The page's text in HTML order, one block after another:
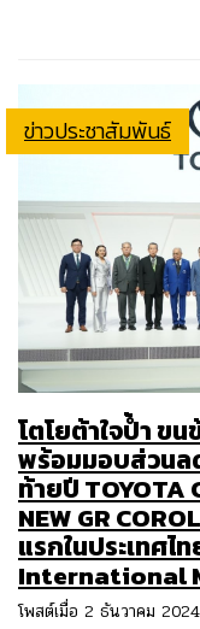
ข่าวประชาสัมพันธ์
โตโยต้าใจป้ำ ข
พร้อมมอบส่วน
ท้ายปี TOYOTA
NEW GR
แรกในประเทศไ
International
โพสต์เมื่อ 2 ธันวาคม